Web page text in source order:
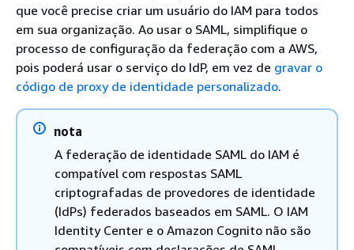
que você precise criar um usuário do IAM para todos
em sua organização. Ao usar o SAML, simplifique o
processo de configuração da federação com a AWS,
pois poderá usar o serviço do IdP, em vez de gravar o
código de proxy de identidade personalizado.
nota
A federação de identidade SAML do IAM é
compatível com respostas SAML
criptografadas de provedores de identidade
(IdPs) federados baseados em SAML. O IAM
Identity Center e o Amazon Cognito não são